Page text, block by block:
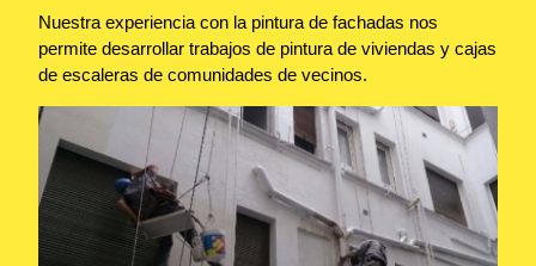
Nuestra experiencia con la pintura de fachadas nos
permite desarrollar trabajos de pintura de viviendas y cajas
de escaleras de comunidades de vecinos.